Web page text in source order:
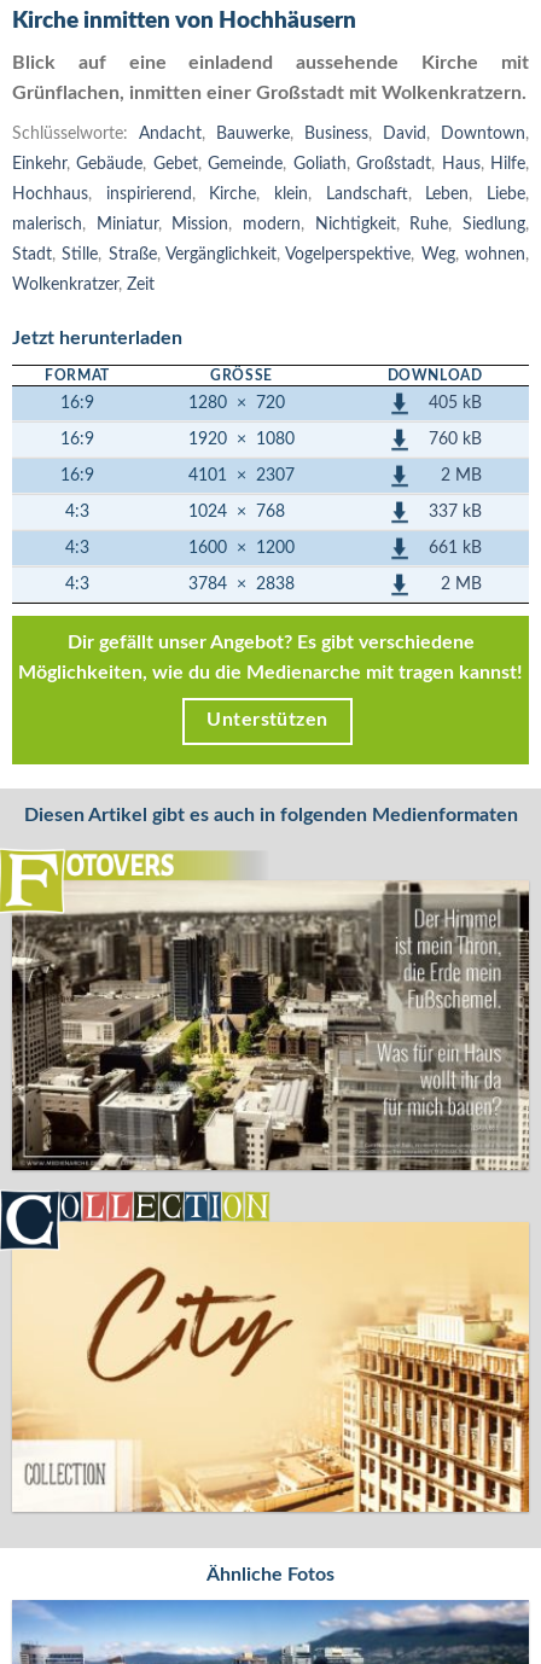
Kirche inmitten von Hochhäusern
Blick auf eine einladend aussehende Kirche mit
Grünflachen, inmitten einer Großstadt mit Wolkenkratzern.
Schlüsselworte: Andacht, Bauwerke, Business, David , Downtown,
Einkehr,Gebäude, Gebet,Gemeinde, Goliath,Großstadt, Haus, Hilfe,
Hochhaus, inspirierend , Kirche, klein, Landschaft, Leben, Liebe,
malerisch, Miniatur, Mission, modern, Nichtigkeit, Ruhe,Siedlung,
Stadt,Stille, Straße,Vergänglichkeit,Vogelperspektive, Weg,wohnen,
Wolkenkratzer, Zeit
Jetzt herunterladen
FORMAT GRÖSSE DOWNLOAD
16:9 1280 × 720 405 kB
16:9 1920 × 1080 760 kB
16:9 4101 × 2307 2 MB
4:3 1024 × 768 337 kB
4:3 1600 × 1200 661 kB
4:3 3784 × 2838 2 MB
Dir gefällt unser Angebot? Es gibt verschiedene
Möglichkeiten, wie du die Medienarche mit tragen kannst!
Unterstützen
Diesen Artikel gibt es auch in folgenden Medienformaten
Ähnliche Fotos